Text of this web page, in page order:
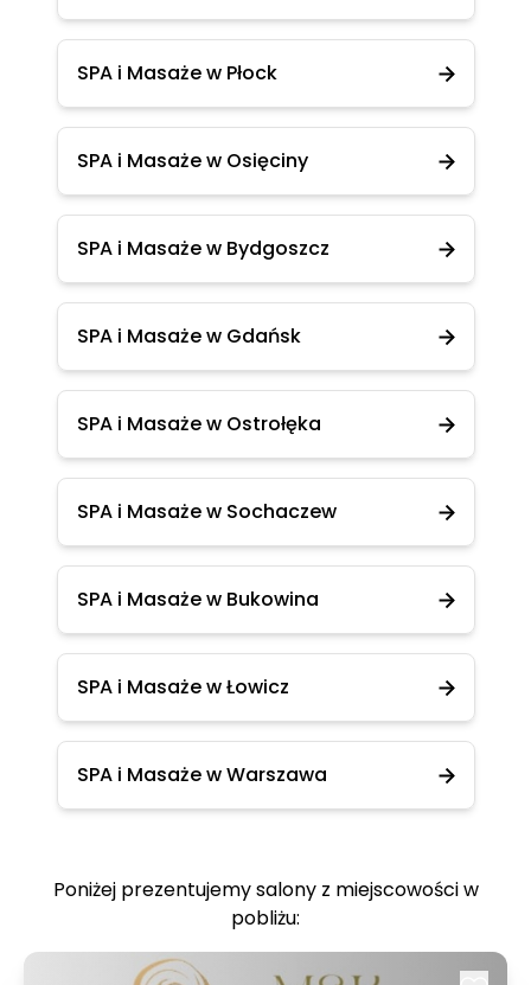
SPA i Masaże w Płock
SPA i Masaże w Osięciny
SPA i Masaże w Bydgoszcz
SPA i Masaże w Gdańsk
SPA i Masaże w Ostrołęka
SPA i Masaże w Sochaczew
SPA i Masaże w Bukowina
SPA i Masaże w Łowicz
SPA i Masaże w Warszawa
Poniżej prezentujemy salony z miejscowości w
pobliżu: